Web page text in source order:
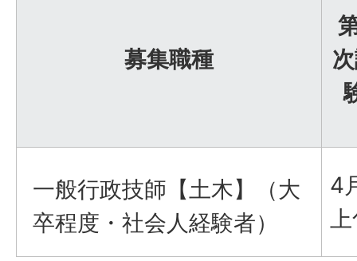
募集職種
一般行政技師【土木】（大
卒程度・社会人経験者）
4